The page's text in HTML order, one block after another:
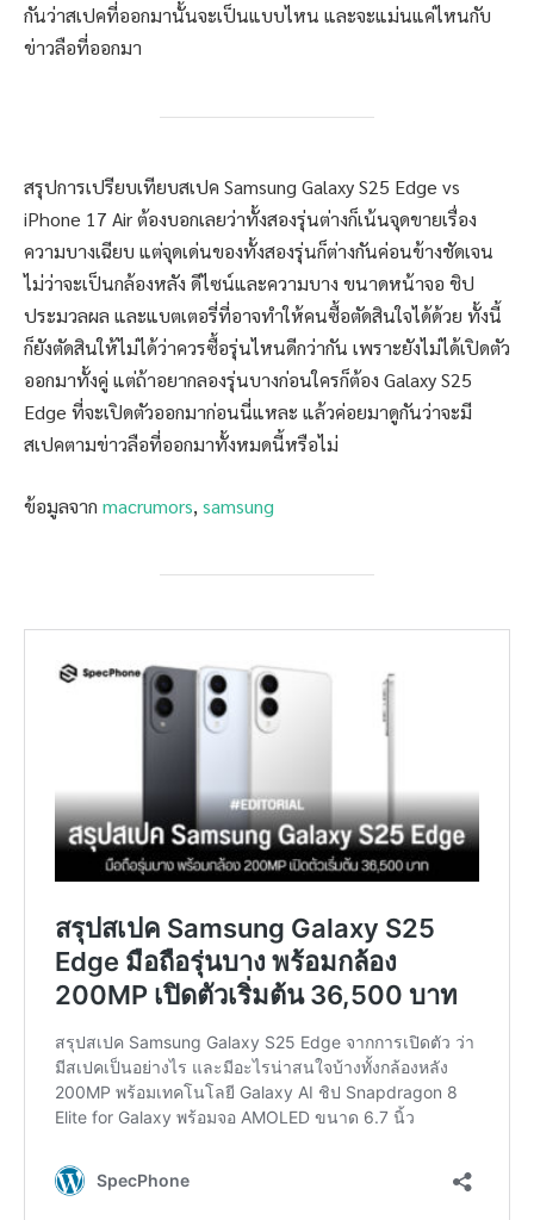
กันว่าสเปคที่ออกมานั้นจะเป็นแบบไหน และจะแม่นแค่ไหนกับ
ข่าวลือที่ออกมา
สรุปการเปรียบเทียบสเปค Samsung Galaxy S25 Edge vs
iPhone 17 Air ต้องบอกเลยว่าทั้งสองรุ่นต่างก็เน้นจุดขายเรื่อง
ความบางเฉียบ แต่จุดเด่นของทั้งสองรุ่นก็ต่างกันค่อนข้างชัดเจน
ไม่ว่าจะเป็นกล้องหลัง ดีไซน์และความบาง ขนาดหน้าจอ ชิป
ประมวลผล และแบตเตอรี่ที่อาจทำให้คนซื้อตัดสินใจได้ด้วย ทั้งนี้
ก็ยังตัดสินให้ไม่ได้ว่าควรซื้อรุ่นไหนดีกว่ากัน เพราะยังไม่ได้เปิดตัว
ออกมาทั้งคู่ แต่ถ้าอยากลองรุ่นบางก่อนใครก็ต้อง Galaxy S25
Edge ที่จะเปิดตัวออกมาก่อนนี่แหละ แล้วค่อยมาดูกันว่าจะมี
สเปคตามข่าวลือที่ออกมาทั้งหมดนี้หรือไม่
ข้อมูลจาก macrumors, samsung